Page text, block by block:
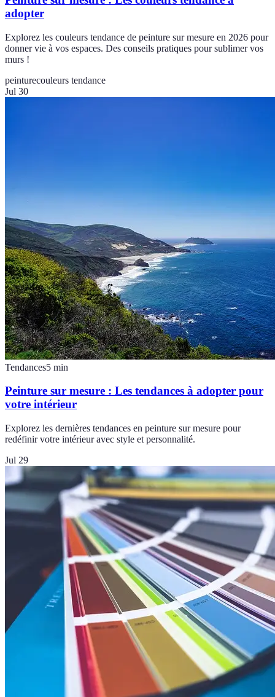
adopter
Explorez les couleurs tendance de peinture sur mesure en 2026 pour
donner vie à vos espaces. Des conseils pratiques pour sublimer vos
murs !
peinturecouleurs tendance
Jul 30
Tendances5 min
Peinture sur mesure : Les tendances à adopter pour
votre intérieur
Explorez les dernières tendances en peinture sur mesure pour
redéfinir votre intérieur avec style et personnalité.
Jul 29